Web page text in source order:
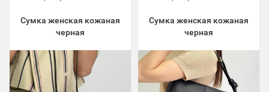
Сумка женская кожаная
черная
Сумка женская кожаная
черная